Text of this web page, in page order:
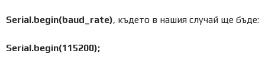
Serial.begin(baud_rate), където в нашия случай ще бъде:
Serial.begin(115200);